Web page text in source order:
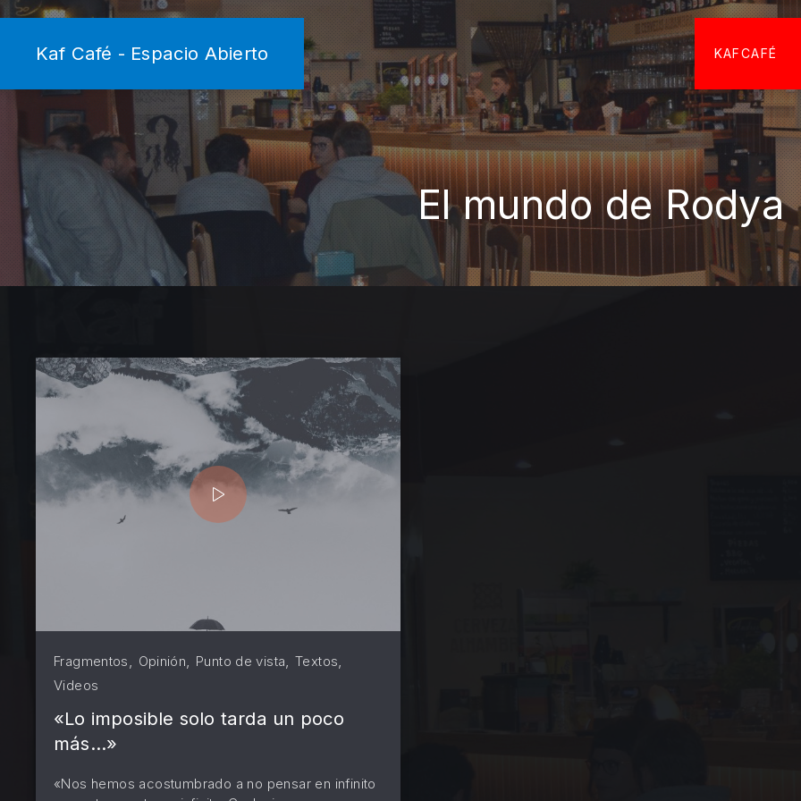
Kaf Café - Espacio Abierto KAFCAFÉ
El mundo de Rodya
Fragmentos Opinión Punto de vista ,Textos
Videos
«Lo imposible solo tarda un poco
más…»
«Nos hemos acostumbrado a no pensar en infinito